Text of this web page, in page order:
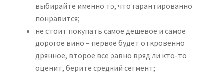
выбирайте именно то, что гарантированно
понравится;
не стоит покупать самое дешевое и самое
дорогое вино – первое будет откровенно
дрянное, второе все равно вряд ли кто-то
оценит, берите средний сегмент;